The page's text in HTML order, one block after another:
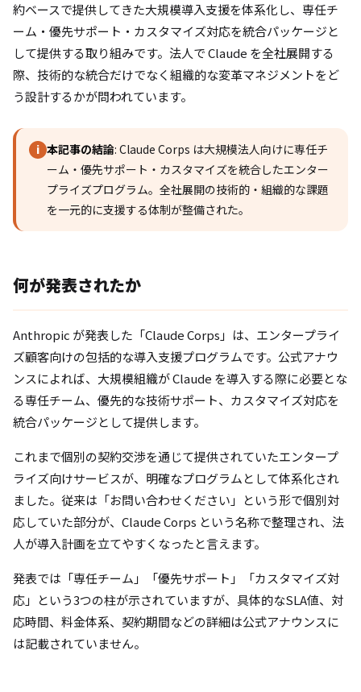
約ベースで提供してきた大規模導入支援を体系化し、専任チ
ーム・優先サポート・カスタマイズ対応を統合パッケージと
して提供する取り組みです。法人で Claude を全社展開する
際、技術的な統合だけでなく組織的な変革マネジメントをど
う設計するかが問われています。
i 本記事の結論: Claude Corps は大規模法人向けに専任チ
ーム・優先サポート・カスタマイズを統合したエンター
プライズプログラム。全社展開の技術的・組織的な課題
を一元的に支援する体制が整備された。
何が発表されたか
Anthropic が発表した「Claude Corps」は、エンタープライ
ズ顧客向けの包括的な導入支援プログラムです。公式アナウ
ンスによれば、大規模組織が Claude を導入する際に必要とな
る専任チーム、優先的な技術サポート、カスタマイズ対応を
統合パッケージとして提供します。
これまで個別の契約交渉を通じて提供されていたエンタープ
ライズ向けサービスが、明確なプログラムとして体系化され
ました。従来は「お問い合わせください」という形で個別対
応していた部分が、Claude Corps という名称で整理され、法
人が導入計画を立てやすくなったと言えます。
発表では「専任チーム」「優先サポート」「カスタマイズ対
応」という3つの柱が示されていますが、具体的なSLA値、対
応時間、料金体系、契約期間などの詳細は公式アナウンスに
は記載されていません。